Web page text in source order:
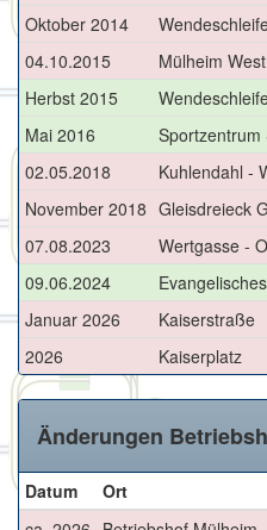
Oktober 2014
04.10.2015
Mülheim
Herbst 2015
Mai 2016
02.05.2018
Kuhlendahl -
November 2018 Gleisdreieck
07.08.2023
Wertgasse -
09.06.2024
Januar 2026
Kaiserstraße
2026
Kaiserplatz
Änderungen
Datum Ort